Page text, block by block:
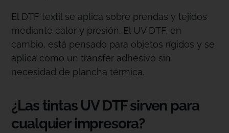
El DTF textil se aplica sobre prendas y tejidos
mediante calor y presión. El UV DTF, en
cambio, está pensado para objetos rígidos y se
aplica como un transfer adhesivo sin
necesidad de plancha térmica.
¿Las tintas UV DTF sirven para
cualquier impresora?